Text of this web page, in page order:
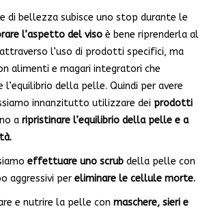
di bellezza subisce uno stop durante le
l’aspetto del viso è bene riprenderla al
l’uso di prodotti specifici, ma
alimenti e magari integratori che
l’equilibrio della pelle. Quindi per avere
innanzitutto utilizzare dei prodotti
a ripristinare l’equilibrio della pelle e a
effettuare uno scrub della pelle con
aggressivi per eliminare le cellule morte.
e nutrire la pelle con maschere, sieri e